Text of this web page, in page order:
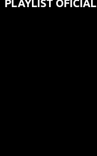
PLAYLIST OFICIAL